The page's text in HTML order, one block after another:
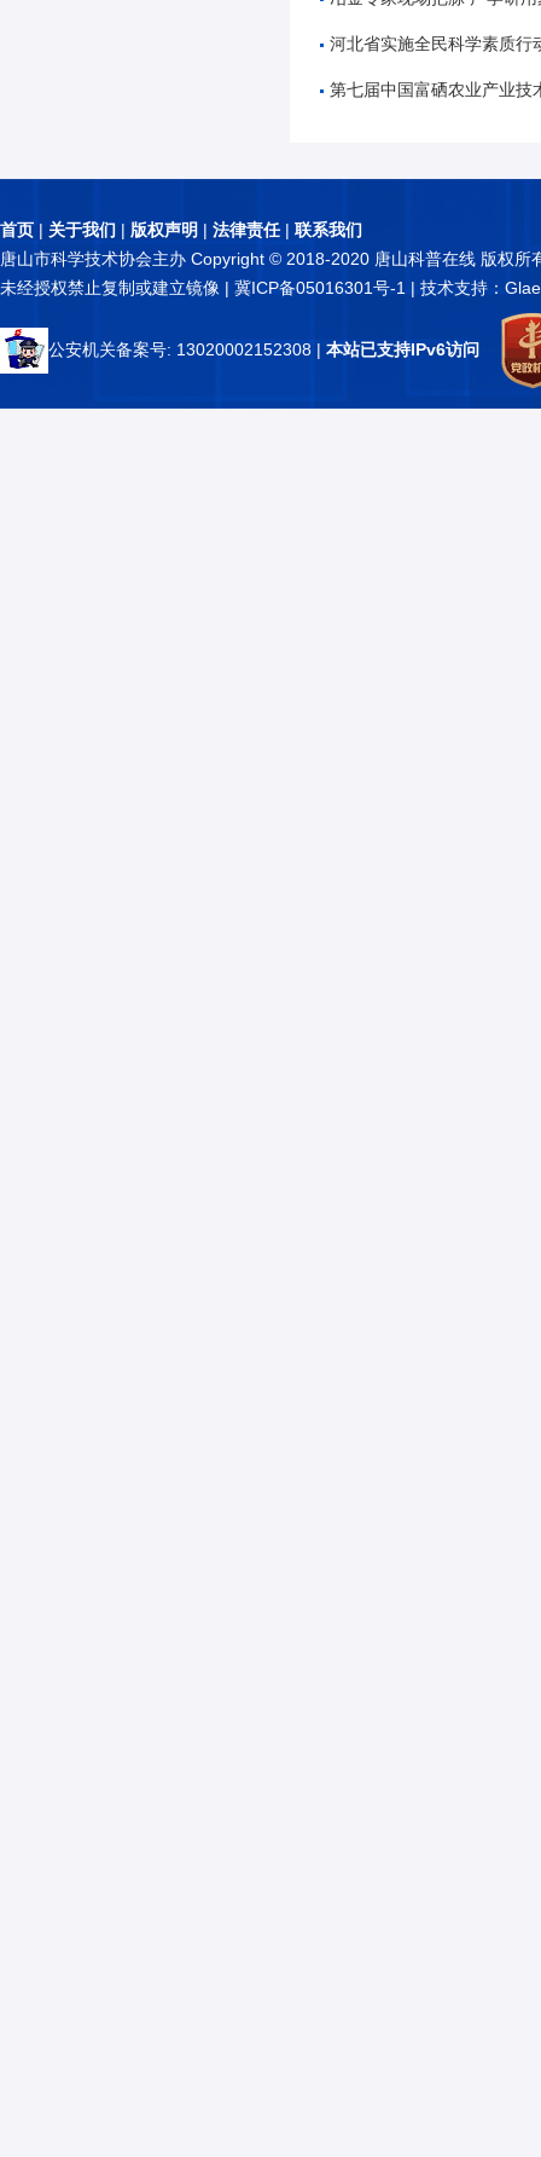
河北省实施全民科学素质行动工作机制2026年
第七届中国富硒农业产业技术创新研讨会暨富硒
首页 | 关于我们 | 版权声明 | 法律责任| 联系我们
唐山市科学技术协会主办 Copyright © 2018-2020 唐山科普在线 版权所
未经授权禁止复制或建立镜像 | 冀ICP备05016301号-1 | 技术支持：
公安机关备案号: 13020002152308 | 本站已支持IPv6访问